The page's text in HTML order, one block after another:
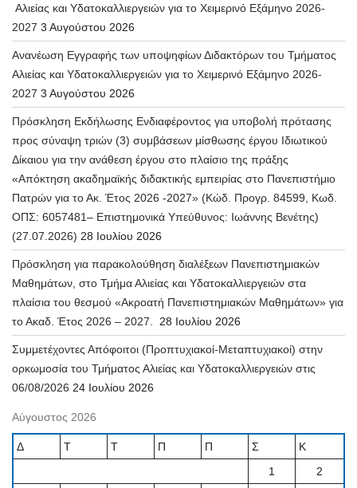
Αλιείας και Υδατοκαλλιεργειών για το Χειμερινό Εξάμηνο 2026-
2027 3 Αυγούστου 2026
Ανανέωση Εγγραφής των υποψηφίων Διδακτόρων του Τμήματος
Αλιείας και Υδατοκαλλιεργειών για το Χειμερινό Εξάμηνο 2026-
2027 3 Αυγούστου 2026
Πρόσκληση Εκδήλωσης Ενδιαφέροντος για υποβολή πρότασης
προς σύναψη τριών (3) συμβάσεων μίσθωσης έργου Ιδιωτικού
Δίκαιου για την ανάθεση έργου στο πλαίσιο της πράξης
«Απόκτηση ακαδημαϊκής διδακτικής εμπειρίας στο Πανεπιστήμιο
Πατρών για το Ακ. Έτος 2026 -2027» (Κώδ. Προγρ. 84599, Κωδ.
ΟΠΣ: 6057481– Επιστημονικά Υπεύθυνος: Ιωάννης Βενέτης)
(27.07.2026) 28 Ιουλίου 2026
Πρόσκληση για παρακολούθηση διαλέξεων Πανεπιστημιακών
Μαθημάτων, στο Τμήμα Αλιείας και Υδατοκαλλιεργειών στα
πλαίσια του θεσμού «Ακροατή Πανεπιστημιακών Μαθημάτων» για
το Ακαδ. Έτος 2026 – 2027.
28 Ιουλίου 2026
Συμμετέχοντες Απόφοιτοι (Προπτυχιακοί-Μεταπτυχιακοί) στην
ορκωμοσία του Τμήματος Αλιείας και Υδατοκαλλιεργειών στις
06/08/2026 24 Ιουλίου 2026
Αύγουστος 2026
Δ Τ Τ Π Π Σ
Κ
1
2